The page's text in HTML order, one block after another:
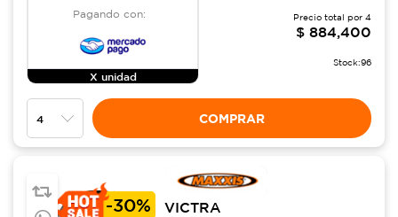
Pagando con:
X unidad
Precio total por 4
$ 884,400
Stock:96
COMPRAR
-30%
VICTRA